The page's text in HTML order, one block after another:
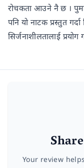
रोचकता आउने नै छ ।
पनि यो नाटक प्रस्तुत
सिर्जनाशीलतालाई
Your review